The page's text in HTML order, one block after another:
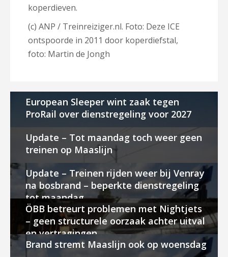
koperdieven.
(c) ANP / Treinreiziger.nl. Foto: Deze ICE
ontspoorde in 2011 door koperdiefstal,
foto: Martin de Jongh
European Sleeper wint zaak tegen
ProRail over dienstregeling voor 2027
Update – Tot maandag toch weer geen
treinen op Maaslijn
Update – Treinen rijden weer bij Venray
na bosbrand – beperkte dienstregeling
tot maandag
ÖBB betreurt problemen met Nightjets
– geen structurele oorzaak achter uitval
en vertragingen
Brand stremt Maaslijn ook op woensdag